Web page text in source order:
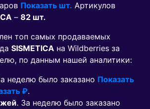
Показать шт. Артикулов
– 82 шт.
топ самых продаваемых
SISMETICA на Wildberries за
по данным нашей аналитики:
неделю было заказано Показать
₽.
. За неделю было заказано